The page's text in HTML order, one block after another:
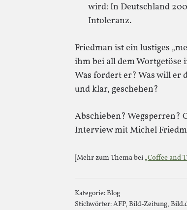
wird: In Deutschland
Intoleranz.
Friedman ist ein lustiges
ihm bei all dem Wortgetöse
Was fordert er? Was will er
und klar, geschehen?
Abschieben? Wegsperren?
Interview mit Michel
[Mehr zum Thema bei „Coffee and
Kategorie:Blog
Stichwörter:AFP, Bild-Zeitung,